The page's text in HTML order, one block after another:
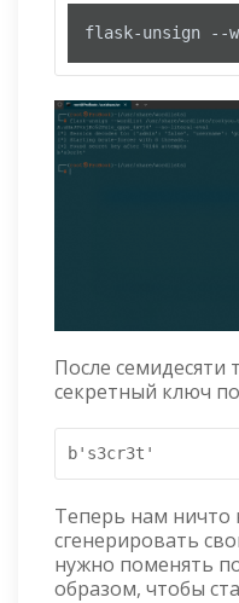
flask-unsign --
После семидесяти
секретный ключ
b's3cr3t'
Теперь нам ничто
сгенерировать
нужно поменять
образом, чтобы